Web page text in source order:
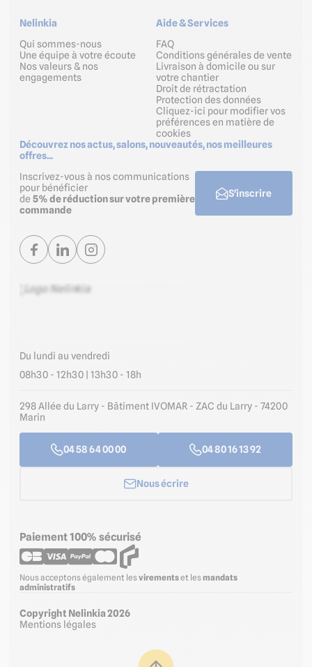
Du lundi au vendredi
08h30 - 12h30 | 13h30 - 18h
298 Allée du Larry - Bâtiment IVOMAR - ZAC du Larry - 74200
Marin
04 58 64 00 00 04 80 16 13 92
Nous écrire
Nelinkia
Qui sommes-nous
Une équipe à votre écoute
Nos valeurs & nos
engagements
Aide & Services
FAQ
Conditions générales de vente
Livraison à domicile ou sur
votre chantier
Droit de rétractation
Protection des données
Cliquez-ici pour modifier vos
préférences en matière de
cookies
Découvrez nos actus, salons, nouveautés, nos meilleures
offres...
Inscrivez-vous à nos communications
pour bénéficier
de 5% de réduction sur votre première
commande
S'inscrire
Paiement 100% sécurisé
Nous acceptons également lesvirementset les mandats
administratifs
Copyright Nelinkia 2026
Mentions légales